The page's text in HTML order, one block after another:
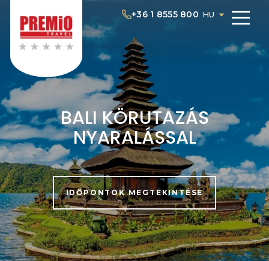
+36 1 8555 800 HU
BALI KÖRUTAZÁS
NYARALÁSSAL
IDŐPONTOK MEGTEKINTÉSE